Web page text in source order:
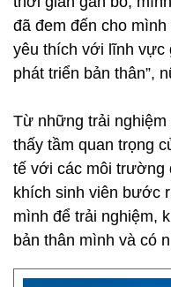
đã đem đến cho
yêu thích với lĩnh vực
phát triển bản thân”,
Từ những trải nghiệm
thấy tầm quan trọng
tế với các môi trường
khích sinh viên bước
mình để trải nghiệm,
bản thân mình và có